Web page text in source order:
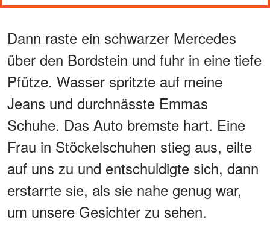
Dann raste ein schwarzer Mercedes
über den Bordstein und fuhr in eine tiefe
Pfütze. Wasser spritzte auf meine
Jeans und durchnässte Emmas
Schuhe. Das Auto bremste hart. Eine
Frau in Stöckelschuhen stieg aus, eilte
auf uns zu und entschuldigte sich, dann
erstarrte sie, als sie nahe genug war,
um unsere Gesichter zu sehen.